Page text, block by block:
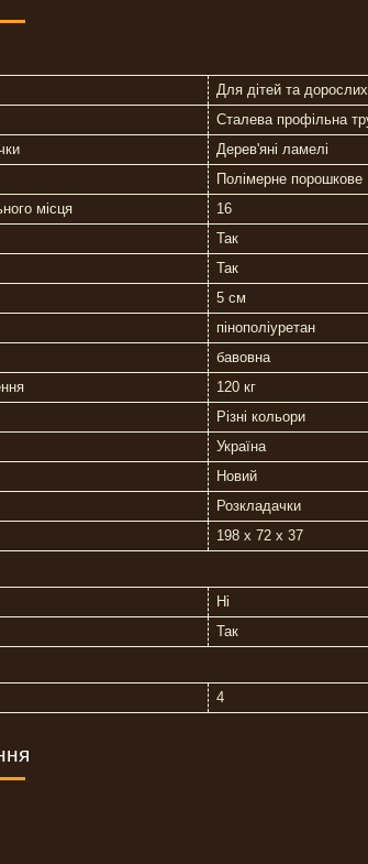
Для дітей та дорослих
Сталева профільна
Дерев'яні ламелі
Полімерне порошкове
місця
16
Так
Так
5 см
пінополіуретан
бавовна
120 кг
Різні кольори
Україна
Новий
Розкладачки
198 х 72 х 37
Ні
Так
4